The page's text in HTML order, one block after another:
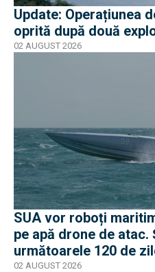
Update: Operațiunea
oprită după două
02 AUGUST 2026
SUA vor roboți
pe apă drone de atac.
următoarele 120 de
02 AUGUST 2026